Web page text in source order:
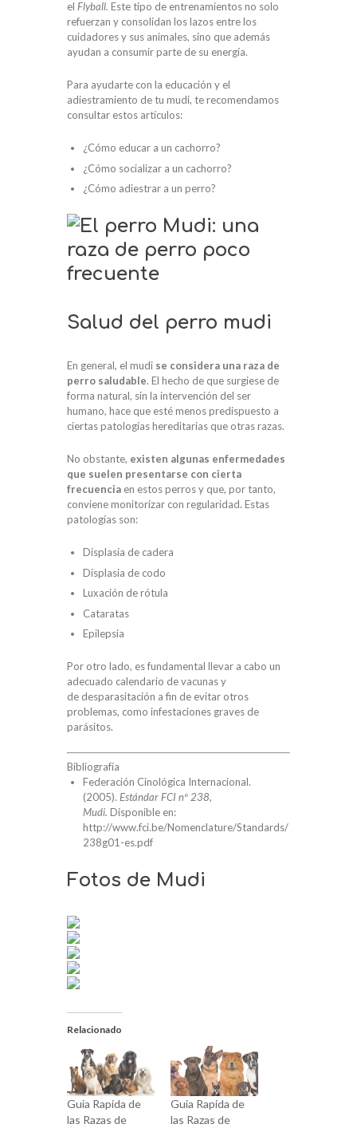
el Flyball. Este tipo de entrenamientos no solo
refuerzan y consolidan los lazos entre los
cuidadores y sus animales, sino que además
ayudan a consumir parte de su energía.
Para ayudarte con la educación y el
adiestramiento de tu mudi, te recomendamos
consultar estos artículos:
¿Cómo educar a un cachorro?
¿Cómo socializar a un cachorro?
¿Cómo adiestrar a un perro?
Salud del perro mudi
En general, el mudi se considera una raza de
perro saludable. El hecho de que surgiese de
forma natural, sin la intervención del ser
humano, hace que esté menos predispuesto a
ciertas patologías hereditarias que otras razas.
No obstante, existen algunas enfermedades
que suelen presentarse con cierta
frecuencia en estos perros y que, por tanto,
conviene monitorizar con regularidad. Estas
patologías son:
Displasia de cadera
Displasia de codo
Luxación de rótula
Cataratas
Epilepsia
Por otro lado, es fundamental llevar a cabo un
adecuado calendario de vacunas y
de desparasitación a fin de evitar otros
problemas, como infestaciones graves de
parásitos.
Bibliografía
Federación Cinológica Internacional.
(2005). Estándar FCI nº 238,
Mudi. Disponible en:
http://www.fci.be/Nomenclature/Standards/
238g01-es.pdf
Fotos de Mudi
Relacionado
Guia Rapida de
las Razas de
Guia Rapida de
las Razas de